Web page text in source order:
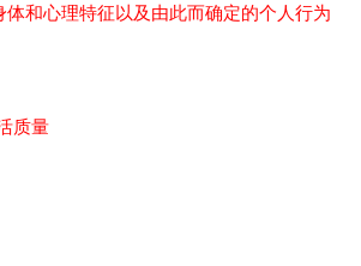
和心理特征以及由此而确定的个人行为
质量